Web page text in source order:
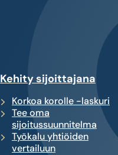
Kehity sijoittajana
Korkoa korolle -laskuri
Tee oma
sijoitussuunnitelma
Työkalu yhtiöiden
vertailuun